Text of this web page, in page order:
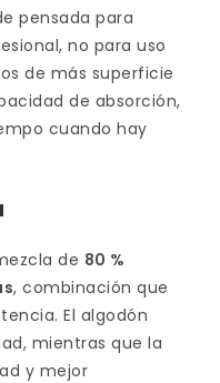
pensada para
no para uso
de más superficie
de absorción,
cuando hay
de 80 %
, combinación que
El algodón
mientras que la
y mejor